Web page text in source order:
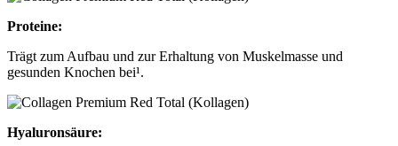
Proteine:
Trägt zum Aufbau und zur Erhaltung von Muskelmasse und
gesunden Knochen bei¹.
Hyaluronsäure: